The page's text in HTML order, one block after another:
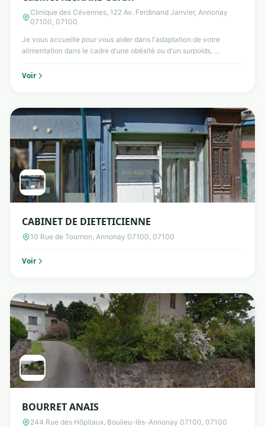
Clinique des Cévennes, 122 Av. Ferdinand Janvier, Annonay
07100, 07100
Je vous accueille pour vous aider dans l'adaptation de votre
alimentation dans le cadre d'une obésité ou d'un surpoids, ...
Voir
CABINET DE DIETETICIENNE
10 Rue de Tournon, Annonay 07100, 07100
Voir
BOURRET ANAIS
244 Rue des Hôpitaux, Boulieu-lès-Annonay 07100, 07100